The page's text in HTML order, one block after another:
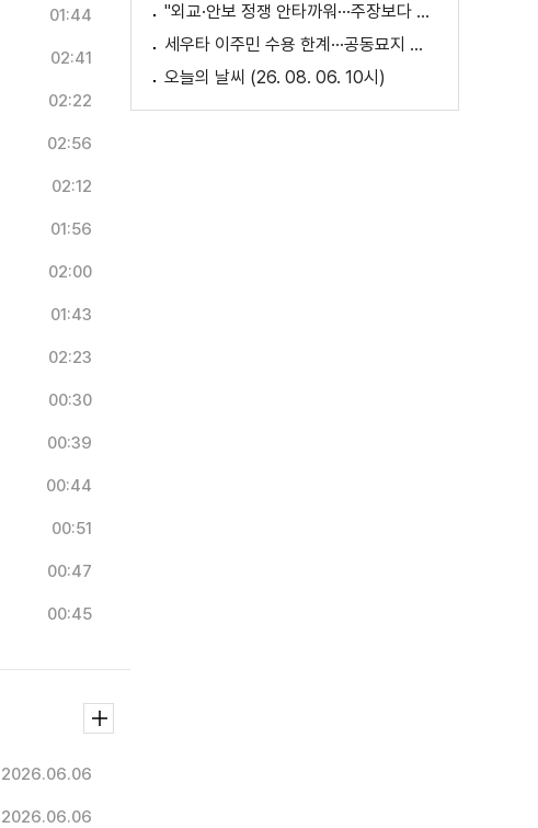
01:44
02:41
02:22
02:56
02:12
01:56
02:00
01:43
02:23
00:30
00:39
00:44
00:51
00:47
00:45
2026.06.06
2026.06.06
"외교·안보 정쟁 안타까워···주장보다 실천 중요"
세우타 이주민 수용 한계···공동묘지 임시 거처 [월드 투데이]
오늘의 날씨 (26. 08. 06. 10시)